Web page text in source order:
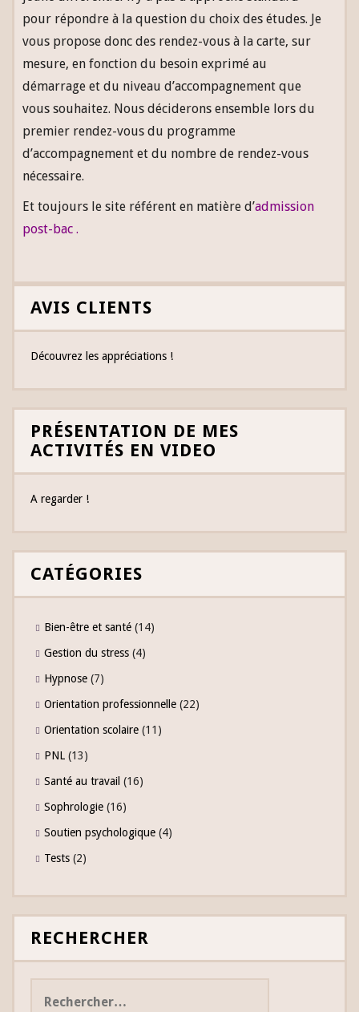
pour répondre à la question du choix des études. Je
vous propose donc des rendez-vous à la carte, sur
mesure, en fonction du besoin exprimé au
démarrage et du niveau d’accompagnement que
vous souhaitez. Nous déciderons ensemble lors du
premier rendez-vous du programme
d’accompagnement et du nombre de rendez-vous
nécessaire.
Et toujours le site référent en matière d’admission
post-bac .
AVIS CLIENTS
Découvrez les appréciations !
PRÉSENTATION DE MES
ACTIVITÉS EN VIDEO
A regarder !
CATÉGORIES
Bien-être et santé (14)
Gestion du stress (4)
Hypnose (7)
Orientation professionnelle (22)
Orientation scolaire (11)
PNL (13)
Santé au travail (16)
Sophrologie (16)
Soutien psychologique (4)
Tests (2)
RECHERCHER